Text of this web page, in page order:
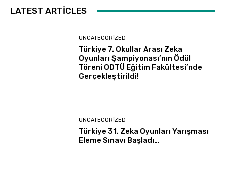
LATEST ARTICLES
UNCATEGORIZED
Türkiye 7. Okullar Arası Zeka
Oyunları Şampiyonası’nın Ödül
Töreni ODTÜ Eğitim Fakültesi’nde
Gerçekleştirildi!
UNCATEGORIZED
Türkiye 31. Zeka Oyunları Yarışması
Eleme Sınavı Başladı…